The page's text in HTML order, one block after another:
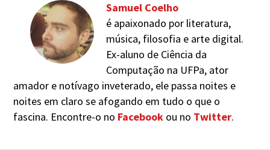
Samuel Coelho
é apaixonado por literatura,
música, filosofia e arte digital.
Ex-aluno de Ciência da
Computação na UFPa, ator
amador e notívago inveterado, ele passa noites e
noites em claro se afogando em tudo o que o
fascina. Encontre-o no Facebook ou no Twitter.